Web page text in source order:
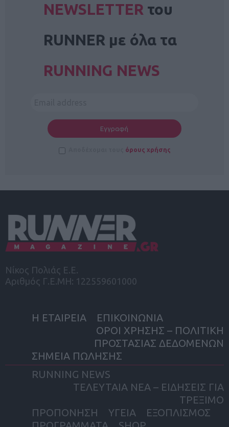
NEWSLETTER του
RUNNER με όλα τα
RUNNING NEWS
όρους χρήσης
Νίκος Πολιάς Ε.Ε.
Αριθμός Γ.Ε.ΜΗ: 122559601000
Η ΕΤΑΙΡΕΙΑ
ΕΠΙΚΟΙΝΩΝΙΑ
ΟΡΟΙ ΧΡΗΣΗΣ – ΠΟΛΙΤΙΚΗ
ΠΡΟΣΤΑΣΙΑΣ ΔΕΔΟΜΕΝΩΝ
ΣΗΜΕΙΑ ΠΩΛΗΣΗΣ
RUNNING NEWS
ΤΕΛΕΥΤΑΙΑ ΝΕΑ – ΕΙΔΗΣΕΙΣ ΓΙΑ
ΤΡΕΞΙΜΟ
ΠΡΟΠΟΝΗΣΗ
ΥΓΕΙΑ
ΕΞΟΠΛΙΣΜΟΣ